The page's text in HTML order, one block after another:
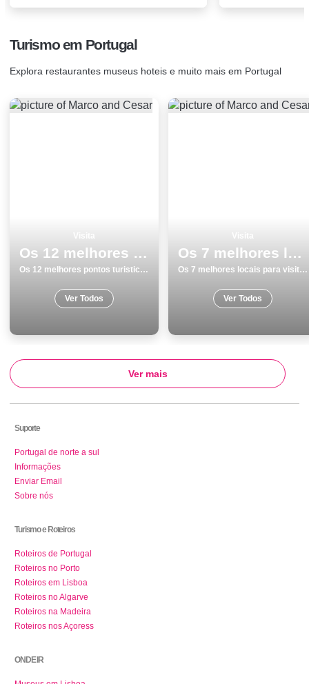
Turismo em Portugal
Explora restaurantes museus hoteis e muito mais em Portugal
Os 12 melhores pontos turisticos e passeios em SantarÃ©m
Os 12 melhores pontos turisticos e passeios em SantarÃ©m
Ver Todos
Os 7 melhores locais para visitar em Guarda
Os 7 melhores locais para visitar em Guarda
Ver Todos
Ver mais
Suporte
Portugal de norte a sul
Informações
Enviar Email
Sobre nós
Turismo e Roteiros
Roteiros de Portugal
Roteiros no Porto
Roteiros em Lisboa
Roteiros no Algarve
Roteiros na Madeira
Roteiros nos Açoress
ONDE IR